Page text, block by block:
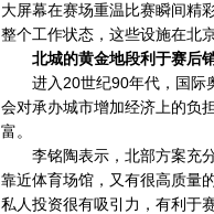
大屏幕在赛场重温比赛瞬间精
整个工作状态，这些设施在北
北城的黄金地段利于赛后
进入20世纪90年代，国际奥
会对承办城市增加经济上的负
富。
李铭陶表示，北部方案充分
靠近体育场馆，又有很高质量
私人投资很有吸引力，有利于